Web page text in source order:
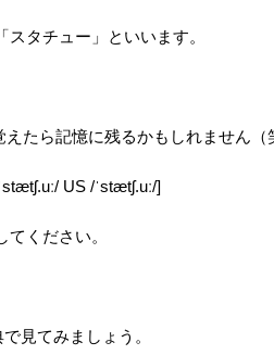
タチュー」といいます。
えたら記憶に残るかもしれません（
US /ˈstætʃ.uː/]
ください。
見てみましょう。